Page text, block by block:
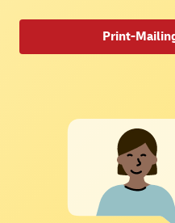
Print-